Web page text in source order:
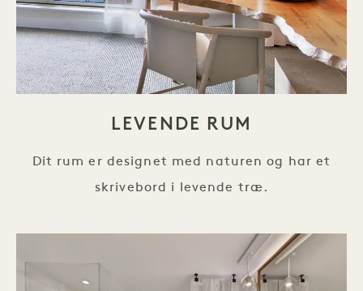
LEVENDE RUM
Dit rum er designet med naturen og har et
skrivebord i levende træ.